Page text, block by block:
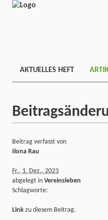
AKTUELLES HEFT
Beitrag verfasst von
Ilona Rau
Fr., 1. Dez.. 2023
abgelegt in Vereinsleben
Schlagworte:
Link zu diesem Beitrag.